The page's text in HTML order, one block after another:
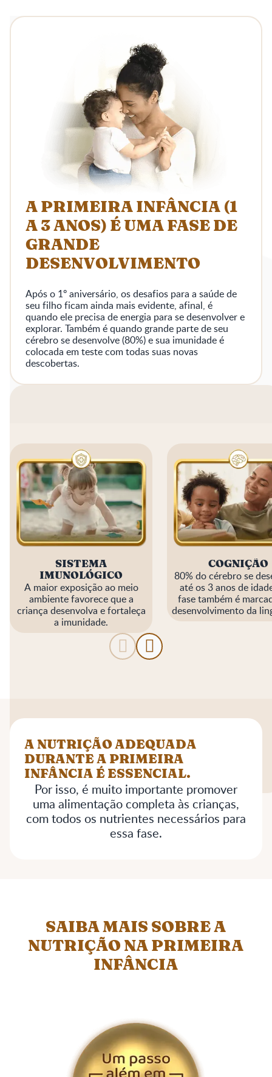
A PRIMEIRA INFÂNCIA (1
A 3 ANOS) É UMA FASE DE
GRANDE
DESENVOLVIMENTO
Após o 1º aniversário, os desafios para a saúde de
seu filho ficam ainda mais evidente, afinal, é
quando ele precisa de energia para se desenvolver e
explorar. Também é quando grande parte de seu
cérebro se desenvolve (80%) e sua imunidade é
colocada em teste com todas suas novas
descobertas.
SISTEMA
IMUNOLÓGICO
A maior exposição ao meio
ambiente favorece que a
criança desenvolva e fortaleça
a imunidade.
COGNIÇÃO
80% do cérebro se
até os 3 anos de
fase também é
desenvolvimento da
A NUTRIÇÃO ADEQUADA
DURANTE A PRIMEIRA
INFÂNCIA É ESSENCIAL.
Por isso, é muito importante promover
uma alimentação completa às crianças,
com todos os nutrientes necessários para
essa fase.
SAIBA MAIS SOBRE A
NUTRIÇÃO NA PRIMEIRA
INFÂNCIA